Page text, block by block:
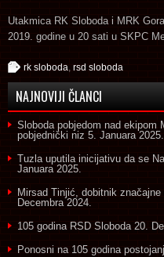
Utakmica RK Sloboda i MRK
2019. godine u 20 sati u SKPC
rk sloboda rsd sloboda
NAJNOVIJI ČLANCI
Sloboda pobjedom nad ekipom
pobjednički niz 5. Januara 2025.
Tuzla uputila inicijativu da se
Januara 2025.
Mirsad Tinjić, dobitnik
Decembra 2024.
105 godina RSD Sloboda 20.
Ponosni na 105 godina